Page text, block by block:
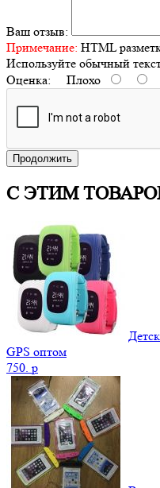
Ваш отзыв:
Примечание: HTML
Используйте обычный
Оценка: Плохо
Продолжить
С ЭТИМ
GPS оптом
750. p